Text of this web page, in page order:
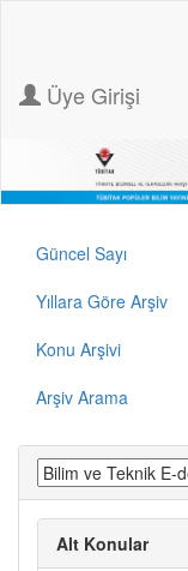
Üye Girişi
Güncel Sayı
Yıllara Göre Arşiv
Konu Arşivi
Arşiv Arama
Alt Konular